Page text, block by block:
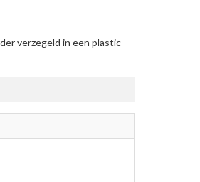
verzegeld in een plastic